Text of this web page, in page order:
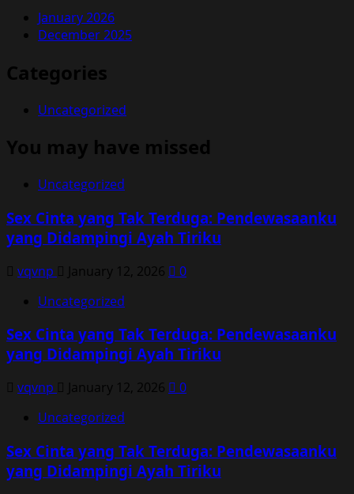
January 2026
December 2025
Categories
Uncategorized
You may have missed
Uncategorized
Sex Cinta yang Tak Terduga: Pendewasaanku
yang Didampingi Ayah Tiriku
vqvnp January 12, 2026
0
Uncategorized
Sex Cinta yang Tak Terduga: Pendewasaanku
yang Didampingi Ayah Tiriku
vqvnp January 12, 2026
0
Uncategorized
Sex Cinta yang Tak Terduga: Pendewasaanku
yang Didampingi Ayah Tiriku